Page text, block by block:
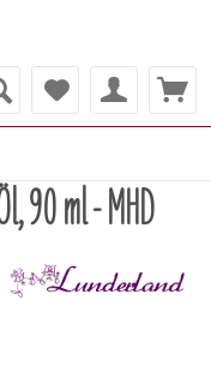
90 ml - MHD